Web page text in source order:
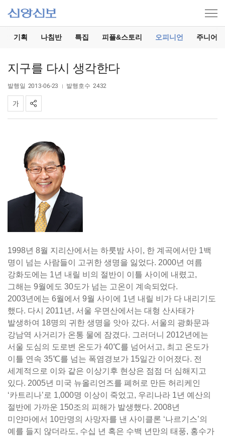
기획 나침반 특집 피플&스토리 오피니언 주니어
지구를 다시 생각한다
발행일 2013-06-23 발행호수 2432
1998년 8월 지리산에서는 하룻밤 사이, 한 계곡에서만 1백
명이 넘는 사람들이 고귀한 생명을 잃었다. 2000년 여름
강화도에는 1년 내릴 비의 절반이 이틀 사이에 내렸고,
그해는 9월에도 30도가 넘는 고온이 계속되었다.
2003년에는 6월에서 9월 사이에 1년 내릴 비가 다 내리기도
했다. 다시 2011년, 서울 우면산에서는 대형 산사태가
발생하여 18명의 귀한 생명을 앗아 갔다. 서울의 광화문과
강남역 사거리가 온통 물에 잠겼다. 그러더니 2012년에는
서울 도심의 도로변 온도가 40℃를 넘어서고, 최고 온도가
이틀 연속 35℃를 넘는 폭염경보가 15일간 이어졌다. 전
세계적으로 이와 같은 이상기후 현상은 점점 더 심해지고
있다. 2005년 미국 뉴올리언즈를 폐허로 만든 허리케인
‘카트리나’로 1,000명 이상이 죽었고, 우리나라 1년 예산의
절반에 가까운 150조의 피해가 발생했다. 2008년
미얀마에서 10만명의 사망자를 낸 사이클론 ‘나르기스’의
예를 들지 않더라도, 수십 년 혹은 수백 년만의 태풍, 홍수가